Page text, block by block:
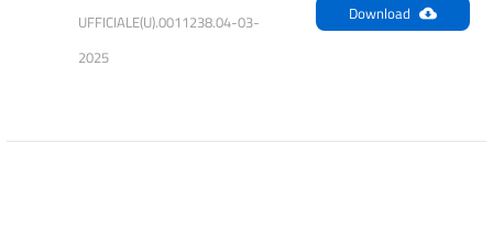
UFFICIALE(U).0011238.04-03-
2025
Download